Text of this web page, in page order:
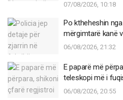
07/08/2026, 10:18
Po ktheheshin
mërgimtarë kanë
06/08/2026, 21:32
E paparë më
teleskopi më i
06/08/2026, 20:55